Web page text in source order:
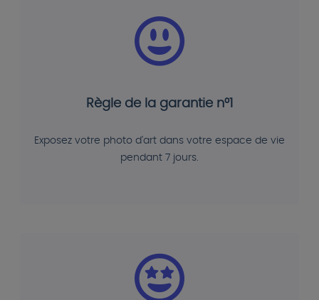
Règle de la garantie n°1
Exposez votre photo d'art dans votre espace de vie
pendant 7 jours.